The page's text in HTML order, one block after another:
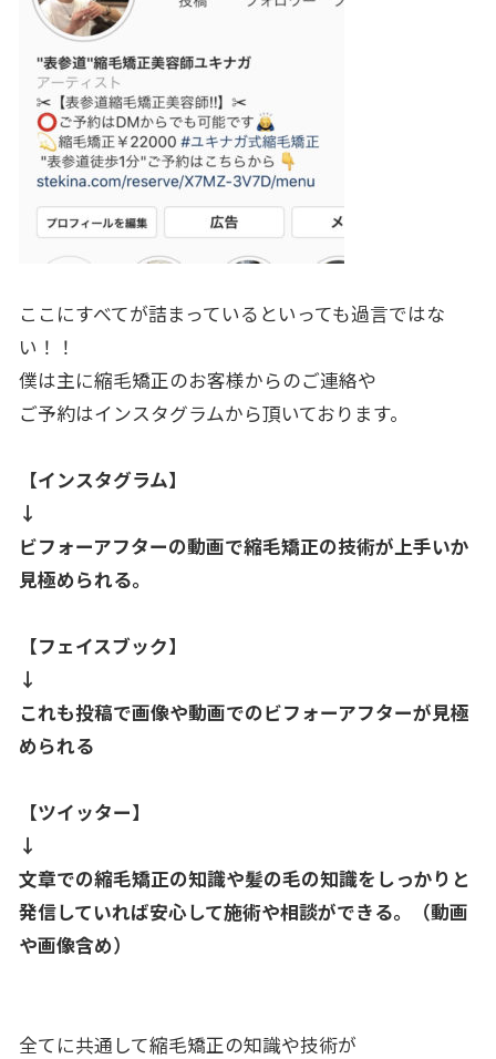
ここにすべてが詰まっているといっても過言ではな
い！！
僕は主に縮毛矯正のお客様からのご連絡や
ご予約はインスタグラムから頂いております。
【インスタグラム】
↓
ビフォーアフターの動画で縮毛矯正の技術が上手いか
見極められる。
【フェイスブック】
↓
これも投稿で画像や動画でのビフォーアフターが見極
められる
【ツイッター】
↓
文章での縮毛矯正の知識や髪の毛の知識をしっかりと
発信していれば安心して施術や相談ができる。（動画
や画像含め）
全てに共通して縮毛矯正の知識や技術が